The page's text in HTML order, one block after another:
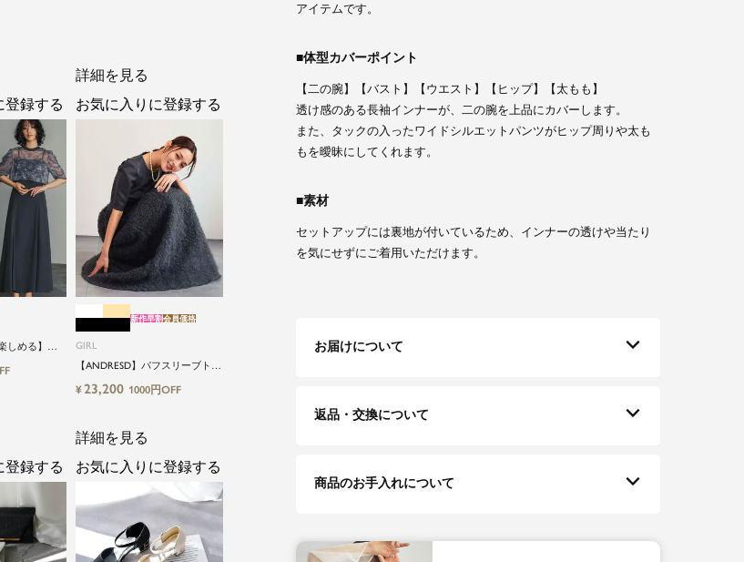
しめる】
【～4Lサイ
&マーメイド
登録する
GIRL
【ANDRESD】パフスリーブトッ
プス＆ボリュームスカートセッ
トアップパーティードレス
新作早割会員価格
¥23,200 1000円OFF
詳細を見る
お気に入りに登録する
登録する
詳細を見る
お気に入りに登録する
アイテムです。
体型カバーポイント
【二の腕】【バスト】【ウエスト】【ヒップ】【太もも】
透け感のある長袖インナーが、二の腕を上品にカバーします。
また、タックの入ったワイドシルエットパンツがヒップ周りや太も
もを曖昧にしてくれます。
素材
セットアップには裏地が付いているため、インナーの透けや当たり
を気にせずにご着用いただけます。
お届けについて
返品・交換について
商品のお手入れについて